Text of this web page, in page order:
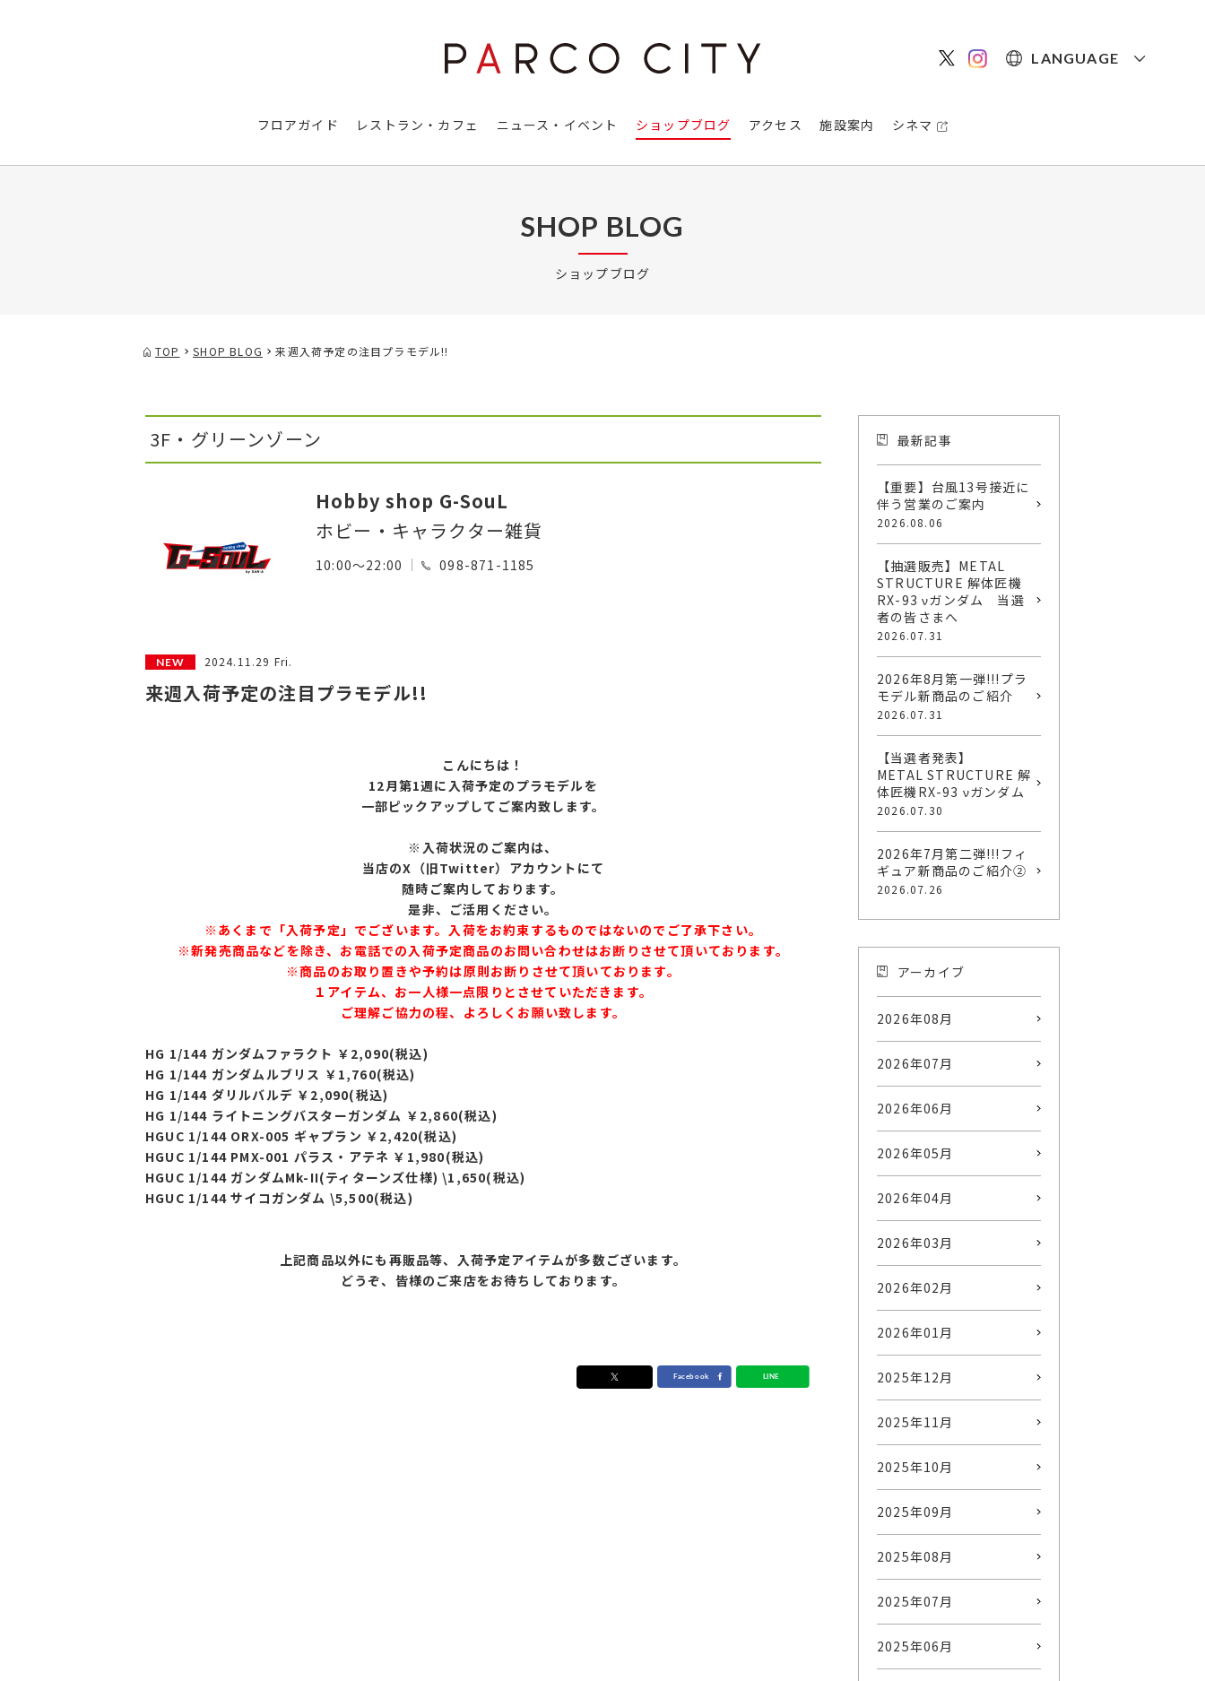
LANGUAGE
フロアガイド レストラン・カフェ ニュース・イベント ショップブログ アクセス 施設案内 シネマ
SHOP BLOG
ショップブログ
TOP SHOP BLOG 来週入荷予定の注目プラモデル!!
3F・グリーンゾーン
Hobby shop G-SouL
ホビー・キャラクター雑貨
10:00～22:00 098-871-1185
2024.11.29 Fri.
来週入荷予定の注目プラモデル!!
こんにちは！
12月第1週に入荷予定のプラモデルを
一部ピックアップしてご案内致します。
※入荷状況のご案内は、
当店のX（旧Twitter）アカウントにて
随時ご案内しております。
是非、ご活用ください。
※あくまで「入荷予定」でございます。入荷をお約束するものではないのでご了承下さい。
※新発売商品などを除き、お電話での入荷予定商品のお問い合わせはお断りさせて頂いております。
※商品のお取り置きや予約は原則お断りさせて頂いております。
１アイテム、お一人様一点限りとさせていただきます。
ご理解ご協力の程、よろしくお願い致します。
HG 1/144 ガンダムファラクト ￥2,090(税込)
HG 1/144 ガンダムルブリス ￥1,760(税込)
HG 1/144 ダリルバルデ ￥2,090(税込)
HG 1/144 ライトニングバスターガンダム ￥2,860(税込)
HGUC 1/144 ORX-005 ギャプラン ￥2,420(税込)
HGUC 1/144 PMX-001 パラス・アテネ ￥1,980(税込)
HGUC 1/144 ガンダムMk-II(ティターンズ仕様) \1,650(税込)
HGUC 1/144 サイコガンダム \5,500(税込)
上記商品以外にも再販品等、入荷予定アイテムが多数ございます。
どうぞ、皆様のご来店をお待ちしております。
最新記事
【重要】台風13号接近に
伴う営業のご案内
2026.08.06
【抽選販売】METAL
STRUCTURE 解体匠機
RX-93 νガンダム 当選
者の皆さまへ
2026.07.31
2026年8月第一弾!!!プラ
モデル新商品のご紹介
2026.07.31
【当選者発表】
METAL STRUCTURE 解
体匠機RX-93 νガンダム
2026.07.30
2026年7月第二弾!!!フィ
ギュア新商品のご紹介②
2026.07.26
アーカイブ
2026年08月
2026年07月
2026年06月
2026年05月
2026年04月
2026年03月
2026年02月
2026年01月
2025年12月
2025年11月
2025年10月
2025年09月
2025年08月
2025年07月
2025年06月